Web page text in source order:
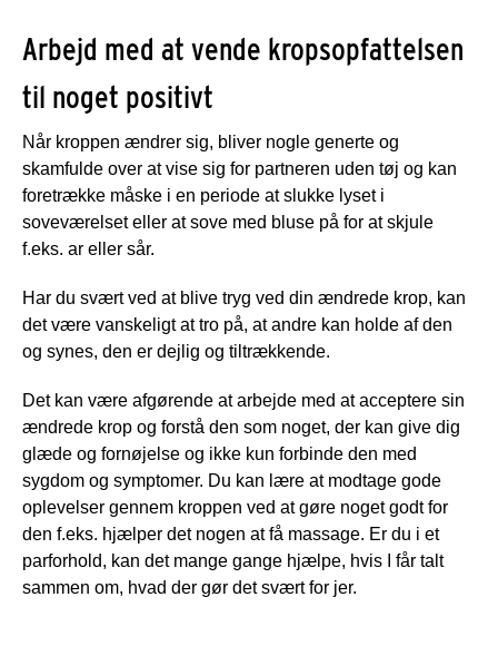
Arbejd med at vende kropsopfattelsen
til noget positivt
Når kroppen ændrer sig, bliver nogle generte og
skamfulde over at vise sig for partneren uden tøj og kan
foretrække måske i en periode at slukke lyset i
soveværelset eller at sove med bluse på for at skjule
f.eks. ar eller sår.
Har du svært ved at blive tryg ved din ændrede krop, kan
det være vanskeligt at tro på, at andre kan holde af den
og synes, den er dejlig og tiltrækkende.
Det kan være afgørende at arbejde med at acceptere sin
ændrede krop og forstå den som noget, der kan give dig
glæde og fornøjelse og ikke kun forbinde den med
sygdom og symptomer. Du kan lære at modtage gode
oplevelser gennem kroppen ved at gøre noget godt for
den f.eks. hjælper det nogen at få massage. Er du i et
parforhold, kan det mange gange hjælpe, hvis I får talt
sammen om, hvad der gør det svært for jer.